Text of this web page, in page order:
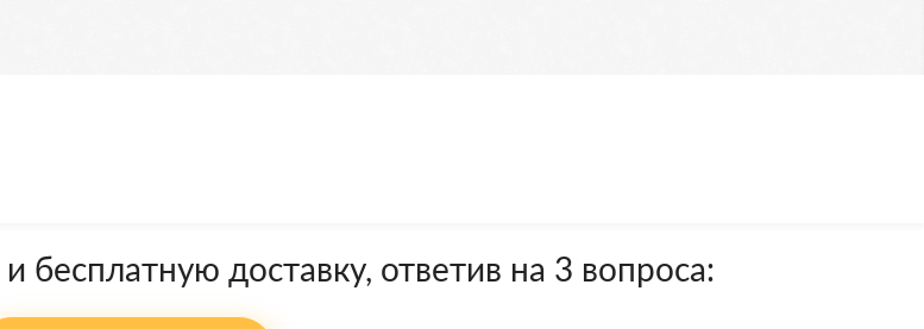
и бесплатную доставку, ответив на 3 вопроса: